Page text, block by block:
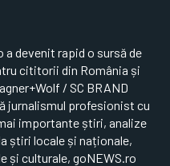
devenit rapid o sursă de
cititorii din România și
/ SC BRAND
jurnalismul profesionist cu
importante știri, analize
știri locale și naționale,
și culturale, goNEWS.ro